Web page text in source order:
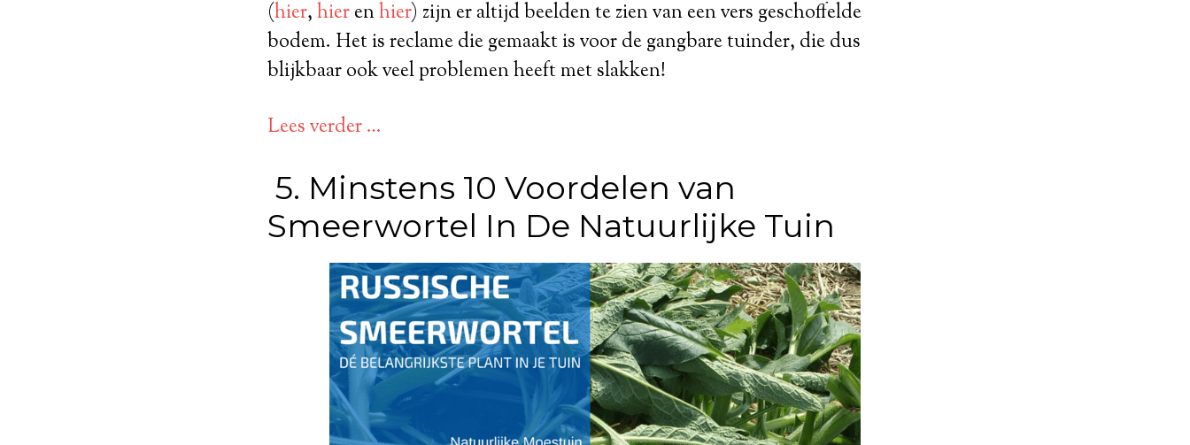
(hier,hierenhier) zijn er altijd beelden te zien van een vers geschoffelde
bodem. Het is reclame die gemaakt is voor de gangbare tuinder, die dus
blijkbaar ook veel problemen heeft met slakken!
Lees verder …
5. Minstens 10 Voordelen van
Smeerwortel In De Natuurlijke Tuin